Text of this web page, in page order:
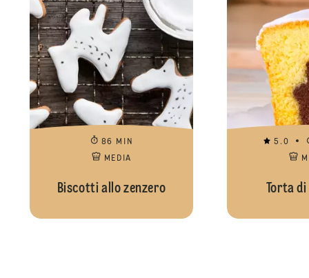
86 MIN
MEDIA
Biscotti allo zenzero
5.0
Torta